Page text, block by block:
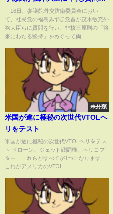
連発”…非核三原則めぐりノンス
トップ追及(ABEMA TIMES)
16日、参議院外交防衛委員会におい
て、社民党の福島みずほ党首が茂木敏充外
務大臣らに質問を行い、非核三原則の「将
来にわたる堅持」をめぐって両...
未分類
米国が遂に極秘の次世代VTOLヘ
リをテスト
米国が遂に極秘の次世代VTOLヘリをテス
ト ドローン、ジェット戦闘機、ヘリコプ
ター。これらがすべてが1つになります。
これがアメリカのVTOL...